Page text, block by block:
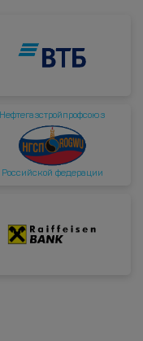
Нефтегазстройпрофсоюз
Российской федерации